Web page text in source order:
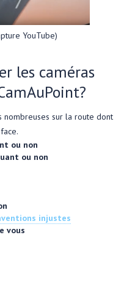
YouTube)
les caméras
nombreuses sur la route dont
ou non
ou non
injustes
vous